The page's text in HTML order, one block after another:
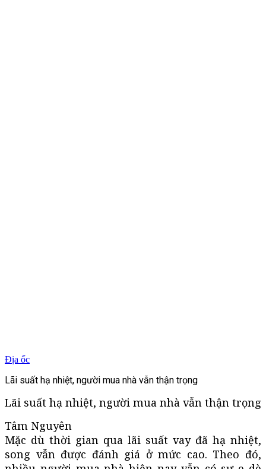
Địa ốc
Lãi suất hạ nhiệt, người mua nhà vẫn thận trọng
Lãi suất hạ nhiệt, người mua nhà vẫn thận trọng
Tâm Nguyên
Mặc dù thời gian qua lãi suất vay đã hạ nhiệt,
song vẫn được đánh giá ở mức cao. Theo đó,